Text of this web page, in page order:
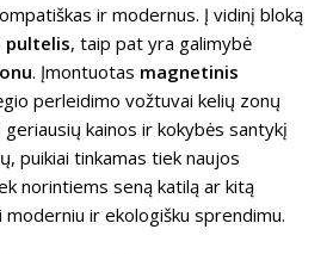
ir modernus. Į vidinį bloką
pultelis, taip pat yra galimybė
. Įmontuotas magnetinis
perleidimo vožtuvai kelių zonų
kainos ir kokybės santykį
puikiai tinkamas tiek naujos
norintiems seną katilą ar kitą
ir ekologišku sprendimu.